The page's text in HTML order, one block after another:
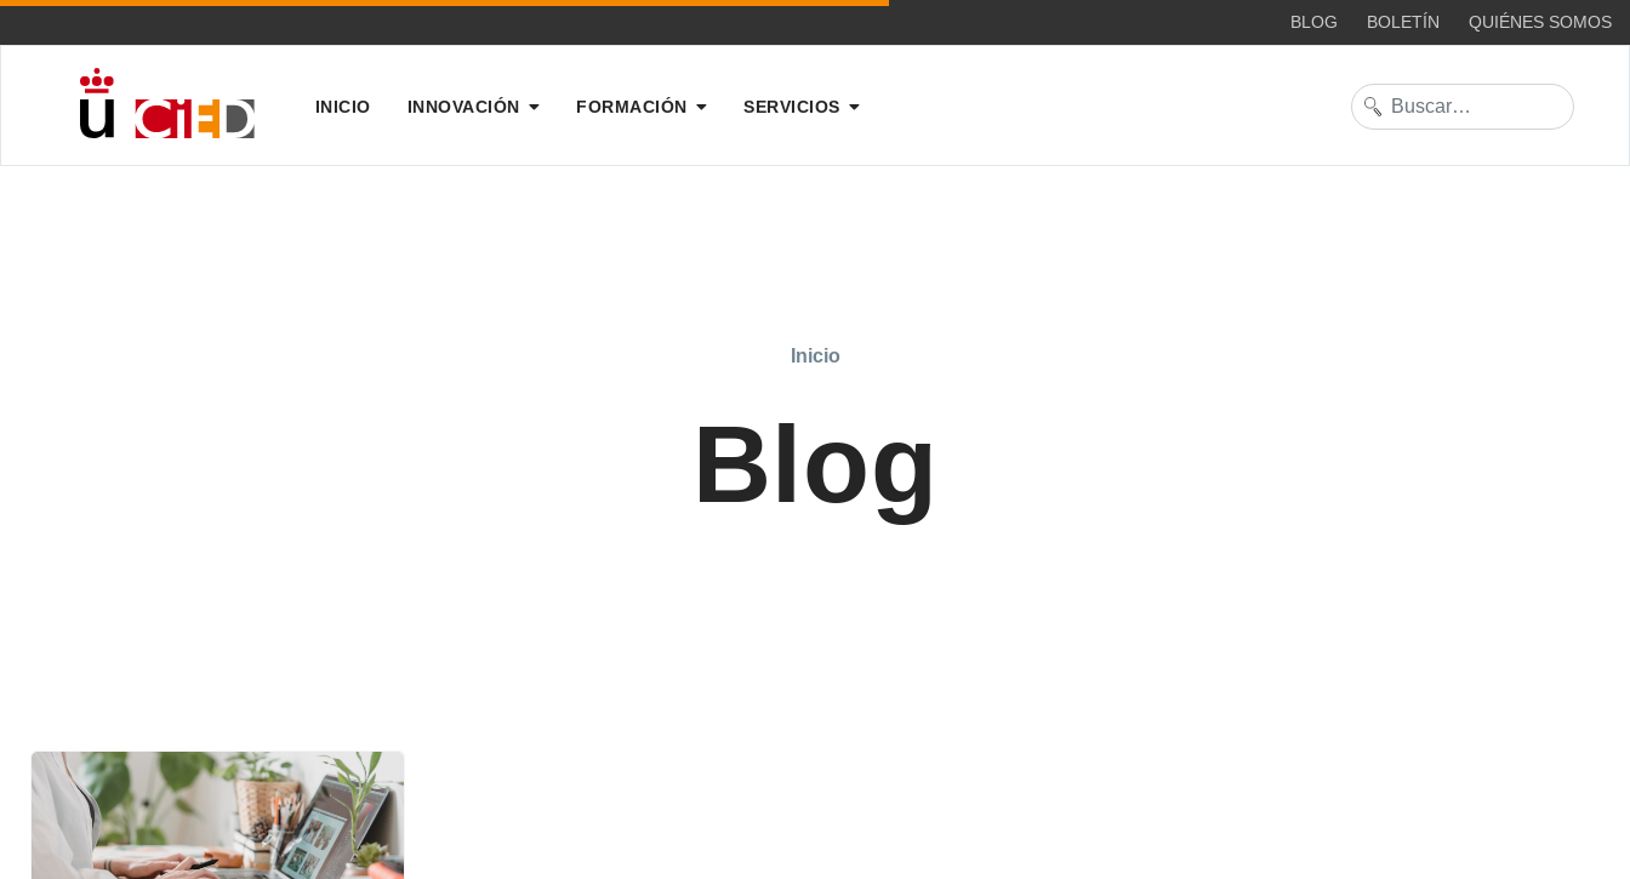
BLOG BOLETÍN QUIÉNES SOMOS
INICIO INNOVACIÓN FORMACIÓN SERVICIOS Buscar
Blog
Inicio